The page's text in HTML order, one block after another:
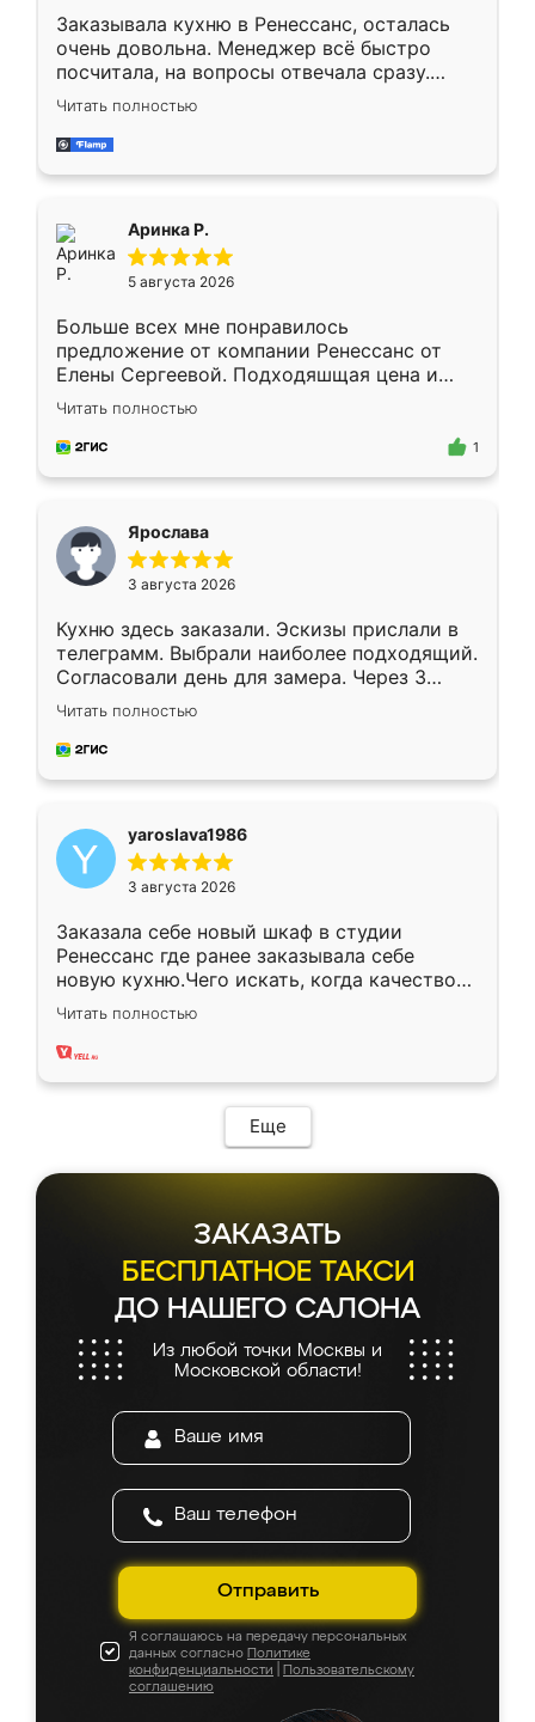
Заказывала кухню в Ренессанс, осталась
очень довольна. Менеджер всё быстро
посчитала, на вопросы отвечала сразу.
Замерщик приехал в субботу, подошёл к
делу со всей ответственностью. Собрали
за день, ребята работали аккуратно, даже
Читать полностью
Аринка Р.
5 августа 2026
Больше всех мне понравилось
предложение от компании Ренессанс от
Елены Сергеевой. Подходяшщая цена и
короткие сроки изготовления. Приехавший
для замера сотрудник Владислав
предложил по моему эскизу самый
Читать полностью
1
Ярослава
3 августа 2026
Кухню здесь заказали. Эскизы прислали в
телеграмм. Выбрали наиболее подходящий.
Согласовали день для замера. Через 3
недели кухня была уже готова. Остались
довольны работой. Спасибо Ренессанс
мебель за качественную работу!
Читать полностью
yaroslava1986
3 августа 2026
Заказала себе новый шкаф в студии
Ренессанс где ранее заказывала себе
новую кухню.Чего искать, когда качеством
вполне довольна. Служит кухня уже почти
два года, нареканий нет.
Читать полностью
Еще
ЗАКАЗАТЬ
БЕСПЛАТНОЕ ТАКСИ
ДО НАШЕГО САЛОНА
Из любой точки Москвы и
Московской области!
Отправить
Я соглашаюсь на передачу персональных
данных согласно Политике
конфиденциальности
Пользовательскому
соглашению